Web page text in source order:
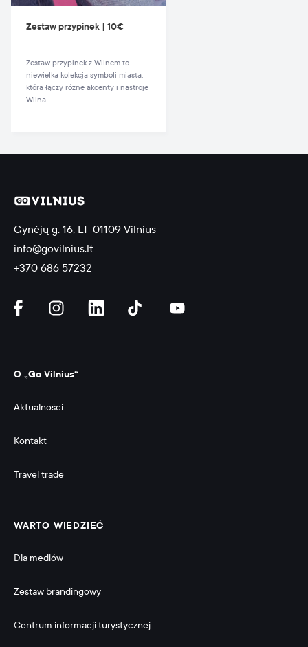
Zestaw przypinek | 10€
Zestaw przypinek z Wilnem to
niewielka kolekcja symboli miasta,
która łączy różne akcenty i nastroje
Wilna.
Gynėjų g. 16, LT-01109 Vilnius
info@govilnius.lt
+370 686 57232
O „Go Vilnius“
Aktualności
Kontakt
Travel trade
WARTO WIEDZIEĆ
Dla mediów
Zestaw brandingowy
Centrum informacji turystycznej